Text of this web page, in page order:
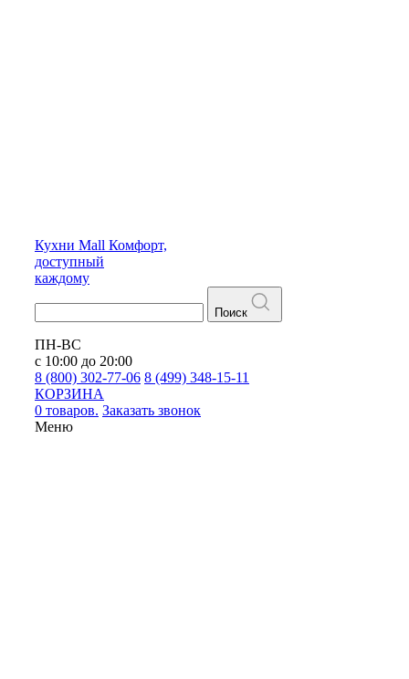
Кухни Mall Комфорт,
доступный
каждому
Поиск
ПН-ВС
с 10:00 до 20:00
8 (800) 302-77-06 8 (499) 348-15-11
КОРЗИНА
0 товаров. Заказать звонок
Меню